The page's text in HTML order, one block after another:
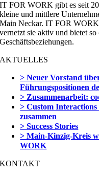
IT FOR WORK gibt es seit
kleine und mittlere
Main Neckar. IT FOR
vernetzt sie aktiv und bietet
Geschäftsbeziehungen.
AKTUELLES
> Neuer Vorstand
Führungspositionen
> Zusammenarbeit:
> Custom
zusammen
> Success Stories
> Main-Kinzig-Kreis
WORK
KONTAKT